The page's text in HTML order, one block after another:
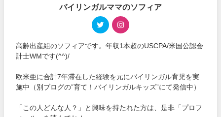
バイリンガルママのソフィア
高齢出産組のソフィアです。年収1本超のUSCPA/米国公認会
計士WMです(^^)/
欧米亜に合計7年滞在した経験を元にバイリンガル育児を実
施中（別ブログの”育て！バイリンガルキッズ”にて発信中）
「この人どんな人？」と興味を持たれた方は、是非「プロフ